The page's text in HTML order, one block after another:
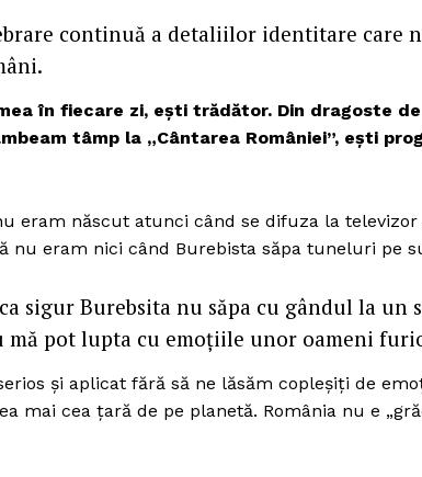
HOUSE
ROMÂNIA
continuă a detaliilor identitare care
în fiecare zi, ești trădător. Din dragoste
tâmp la „Cântarea României”, ești
eram născut atunci când se difuza la televizor
nu eram nici când Burebista săpa tuneluri pe
sigur Burebsita nu săpa cu gândul la un
mă pot lupta cu emoțiile unor oameni
și aplicat fără să ne lăsăm copleșiți de
mai cea țară de pe planetă. România nu e